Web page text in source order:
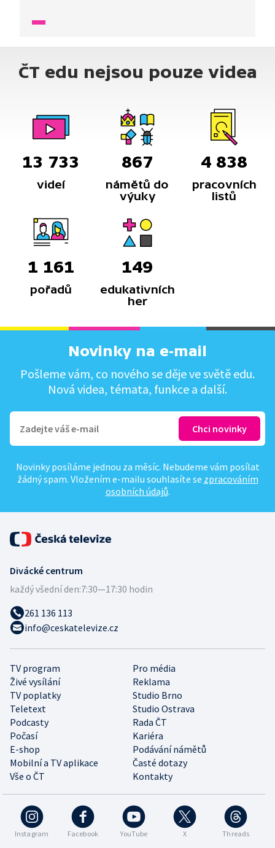
ohrožené na životě, mohou mu přijet na pomoc.
ČT edu nejsou pouze videa
13 733
videí
867
námětů do
výuky
4 838
pracovních
listů
1 161
pořadů
149
edukativních
her
Novinky na e-mail
Pošleme vám, co nového se děje ve světě edu.
Nová videa, témata, funkce a další.
Novinky posíláme jednou za měsíc. Nebudeme vám posílat
žádný spam. Vložením e-mailu souhlasíte se zpracováním
osobních údajů.